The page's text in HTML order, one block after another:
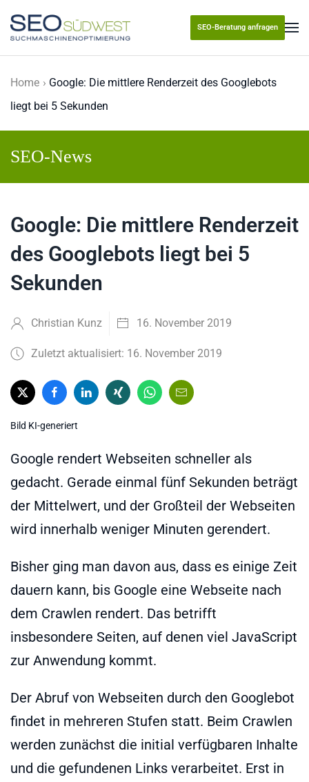
Skip to main content
SEO-Beratung anfragen
Home
Google: Die mittlere Renderzeit des Googlebots
liegt bei 5 Sekunden
SEO-News
Google: Die mittlere Renderzeit
des Googlebots liegt bei 5
Sekunden
Christian Kunz 16. November 2019
Zuletzt aktualisiert: 16. November 2019
Bild KI-generiert
Google rendert Webseiten schneller als
gedacht. Gerade einmal fünf Sekunden beträgt
der Mittelwert, und der Großteil der Webseiten
wird innerhalb weniger Minuten gerendert.
Bisher ging man davon aus, dass es einige Zeit
dauern kann, bis Google eine Webseite nach
dem Crawlen rendert. Das betrifft
insbesondere Seiten, auf denen viel JavaScript
zur Anwendung kommt.
Der Abruf von Webseiten durch den Googlebot
findet in mehreren Stufen statt. Beim Crawlen
werden zunächst die initial verfügbaren Inhalte
und die gefundenen Links verarbeitet. Erst in